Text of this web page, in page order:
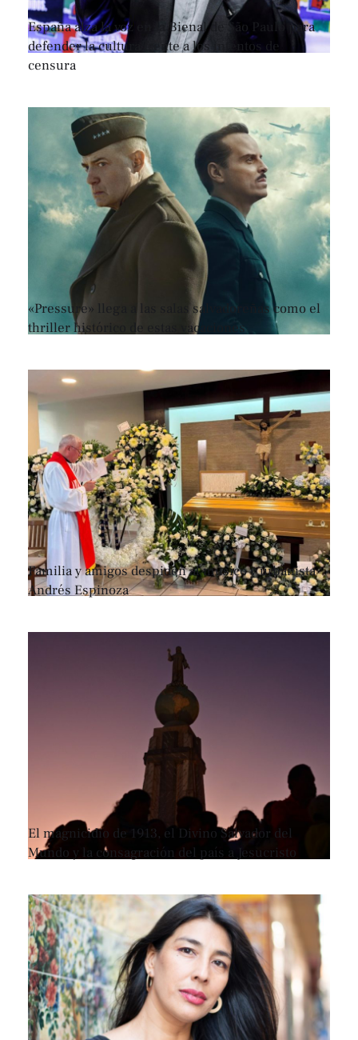
España alza la voz en la Bienal de São Paulo para
defender la cultura frente a los intentos de
censura
«Pressure» llega a las salas salvadoreñas como el
thriller histórico de estas vacaciones
Familia y amigos despiden al músico y urbanista
Andrés Espinoza
El magnicidio de 1913, el Divino Salvador del
Mundo y la consagración del país a Jesucristo